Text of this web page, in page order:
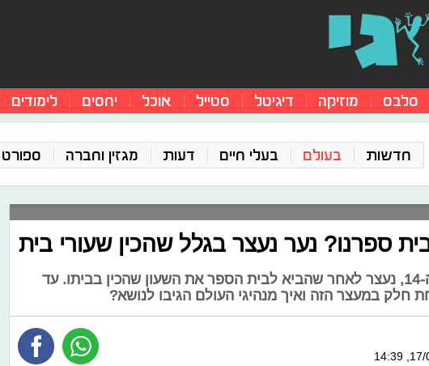
סלבס מוזיקה דיגיטל סטייל אוכל יחסים לימודים
חדשות בעולם בעלי חיים דעות מגזין וחברה ספורט
ספרנו? נער נעצר בגלל שהכין שעורי בית
אחמד מוחמד בן ה-14, נעצר לאחר שהביא לבית הספר את השעון שהכין בביתו. עד
חלק במעצר הזה ואיך מנהיגי העולם הגיבו לנושא?